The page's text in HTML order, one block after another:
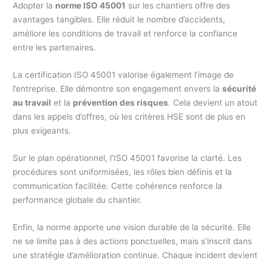
Adopter la norme ISO 45001 sur les chantiers offre des
avantages tangibles. Elle réduit le nombre d’accidents,
améliore les conditions de travail et renforce la confiance
entre les partenaires.
La certification ISO 45001 valorise également l’image de
l’entreprise. Elle démontre son engagement envers lasécurité
au travail et la prévention des risques. Cela devient un atout
dans les appels d’offres, où les critères HSE sont de plus en
plus exigeants.
Sur le plan opérationnel, l’ISO 45001 favorise la clarté. Les
procédures sont uniformisées, les rôles bien définis et la
communication facilitée. Cette cohérence renforce la
performance globale du chantier.
Enfin, la norme apporte une vision durable de la sécurité. Elle
ne se limite pas à des actions ponctuelles, mais s’inscrit dans
une stratégie d’amélioration continue. Chaque incident devient